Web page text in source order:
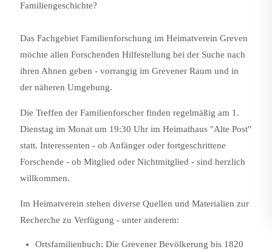
Familiengeschichte?
Das Fachgebiet Familienforschung im Heimatverein Greven
möchte allen Forschenden Hilfestellung bei der Suche nach
ihren Ahnen geben - vorrangig im Grevener Raum und in
der näheren Umgebung.
Die Treffen der Familienforscher finden regelmäßig am 1.
Dienstag im Monat um 19:30 Uhr im Heimathaus "Alte Post"
statt. Interessenten - ob Anfänger oder fortgeschrittene
Forschende - ob Mitglied oder Nichtmitglied - sind herzlich
willkommen.
Im Heimatverein stehen diverse Quellen und Materialien zur
Recherche zu Verfügung - unter anderem:
Ortsfamilienbuch: Die Grevener Bevölkerung bis 1820